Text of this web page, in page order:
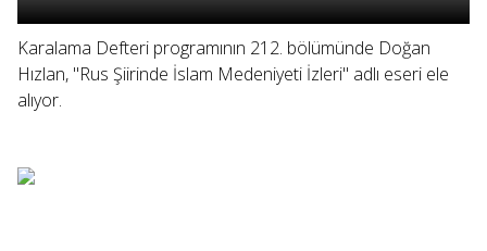
Karalama Defteri programının 212. bölümünde Doğan
Hızlan, "Rus Şiirinde İslam Medeniyeti İzleri" adlı eseri ele
alıyor.